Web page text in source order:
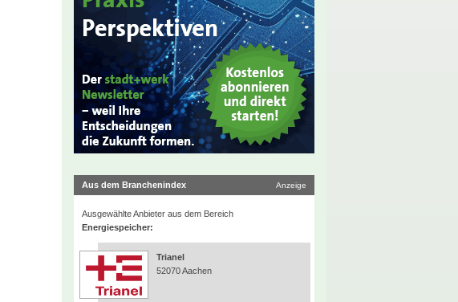
Aus dem Branchenindex Anzeige
Ausgewählte Anbieter aus dem Bereich
Energiespeicher:
Trianel
52070 Aachen